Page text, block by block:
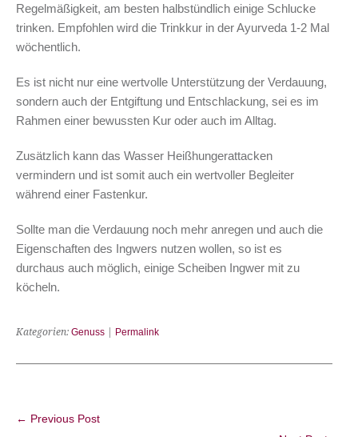
Regelmäßigkeit, am besten halbstündlich einige Schlucke
trinken. Empfohlen wird die Trinkkur in der Ayurveda 1-2 Mal
wöchentlich.
Es ist nicht nur eine wertvolle Unterstützung der Verdauung,
sondern auch der Entgiftung und Entschlackung, sei es im
Rahmen einer bewussten Kur oder auch im Alltag.
Zusätzlich kann das Wasser Heißhungerattacken
vermindern und ist somit auch ein wertvoller Begleiter
während einer Fastenkur.
Sollte man die Verdauung noch mehr anregen und auch die
Eigenschaften des Ingwers nutzen wollen, so ist es
durchaus auch möglich, einige Scheiben Ingwer mit zu
köcheln.
Kategorien: Genuss Permalink
← Previous Post